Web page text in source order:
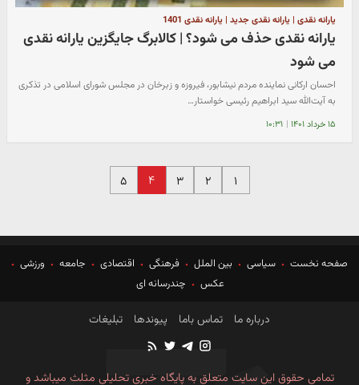
یارانه نقدی | یارانه نقدی جدید | یارانه نقدی 1401
یارانه نقدی حذف می شود؟ | کالابرگ جایگزین یارانه نقدی
می شود
احسان ارکانی نماینده مردم نیشابور، فیروزه و زبرخان در مجلس شورای اسلامی در تذکری
به آیت‌الله سید ابراهیم رئیسی خواستار…
۱۵ خرداد ۱۴۰۱ | ۱۰:۳۱
۱ ۲ ۳ ۴ ۵
صفحه نخست سیاسی بین الملل فرهنگی اقتصادی جامعه
ورزشی
عکس
چندرسانه ای
درباره ما تماس باما پیوندها تبلیغات
تمامی حقوق این سایت متعلق به پایگاه خبری تحلیلی مثلث میباشد و